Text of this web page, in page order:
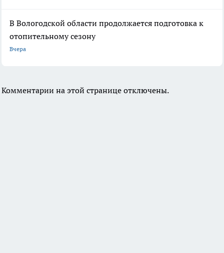
В Вологодской области продолжается подготовка к
отопительному сезону
Вчера
Комментарии на этой странице отключены.